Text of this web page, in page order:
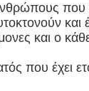
που
και
και ο
που έχει